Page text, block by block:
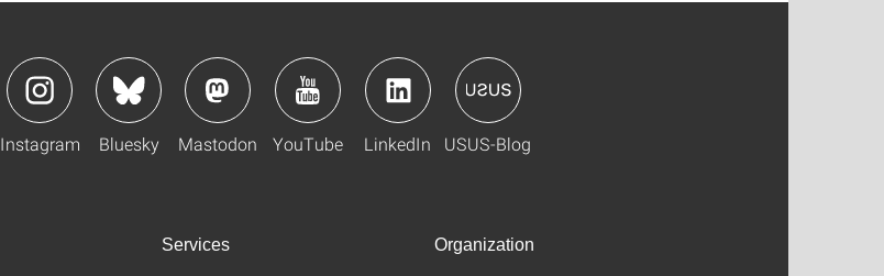
Instagram Bluesky Mastodon YouTube LinkedIn USUS-Blog
Services Organization